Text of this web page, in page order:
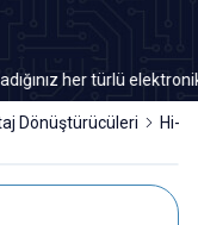
her türlü elektronik
Dönüştürücüleri Hi-